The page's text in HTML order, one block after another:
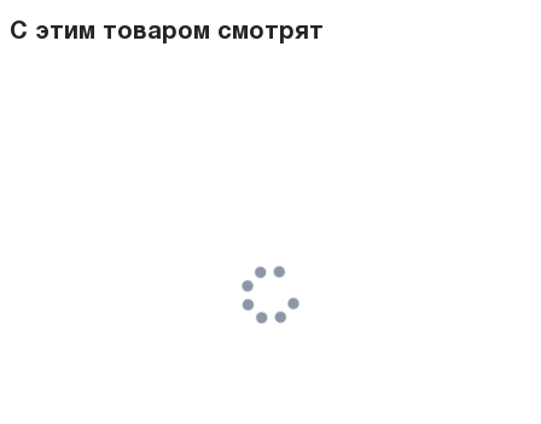
С этим товаром смотрят